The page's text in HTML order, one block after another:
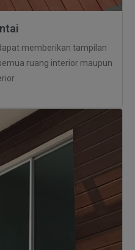
memberikan tampilan
ruang interior maupun